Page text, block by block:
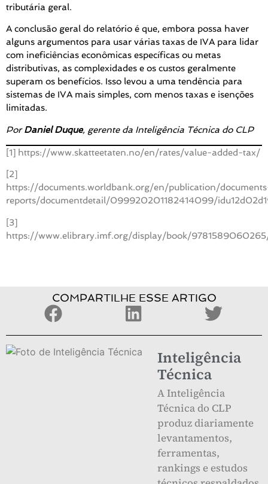
tributária geral.
A conclusão geral do relatório é que, embora possa haver
alguns argumentos para usar várias taxas de IVA para lidar
com ineficiências econômicas específicas ou metas
distributivas, as complexidades e os custos geralmente
superam os benefícios. Isso levou a uma tendência para
sistemas de IVA mais simples, com menos taxas e isenções
limitadas.
PorDaniel Duque, gerente da Inteligência Técnica do CLP
[1] https://www.skatteetaten.no/en/rates/value-added-tax/
[2]
https://documents.worldbank.org/en/publication/
reports/documentdetail/099920201182414099/
[3]
https://www.elibrary.imf.org/display/book/
COMPARTILHE ESSE ARTIGO
Inteligência
Técnica
A Inteligência
Técnica do CLP
produz diariamente
levantamentos,
ferramentas,
rankings e estudos